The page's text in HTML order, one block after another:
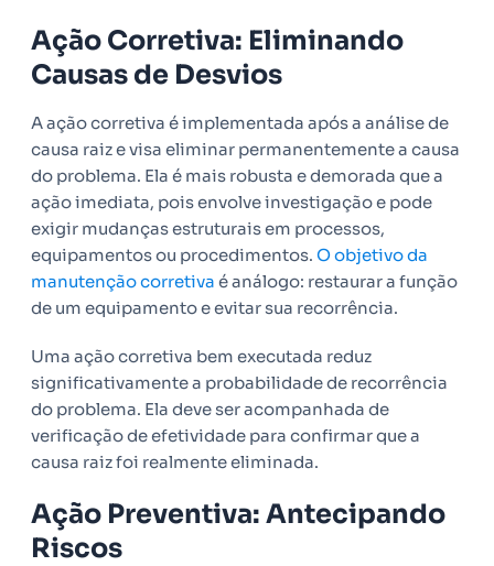
Ação Corretiva: Eliminando
Causas de Desvios
A ação corretiva é implementada após a análise de
causa raiz e visa eliminar permanentemente a causa
do problema. Ela é mais robusta e demorada que a
ação imediata, pois envolve investigação e pode
exigir mudanças estruturais em processos,
equipamentos ou procedimentos. O objetivo da
manutenção corretiva é análogo: restaurar a função
de um equipamento e evitar sua recorrência.
Uma ação corretiva bem executada reduz
significativamente a probabilidade de recorrência
do problema. Ela deve ser acompanhada de
verificação de efetividade para confirmar que a
causa raiz foi realmente eliminada.
Ação Preventiva: Antecipando
Riscos